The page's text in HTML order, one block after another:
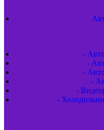
-
-
-
-
-
-